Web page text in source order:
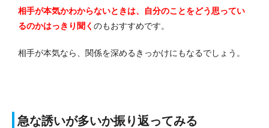
相手が本気かわからないときは、自分のことをどう思ってい
るのかはっきり聞く のもおすすめです。
相手が本気なら、関係を深めるきっかけにもなるでしょう。
急な誘いが多いか振り返ってみる